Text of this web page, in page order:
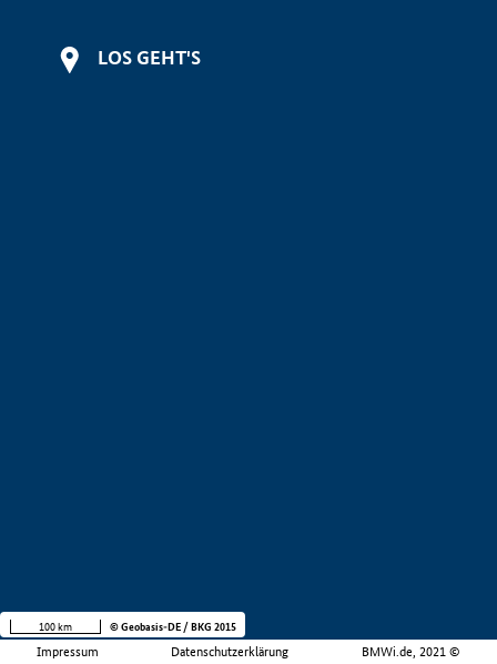
LOS GEHT'S
Impressum Datenschutzerklärung BMWi.de, 2021 ©
100 km © Geobasis-DE / BKG 2015